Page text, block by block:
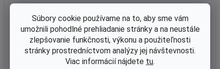
Súbory cookie používame na to, aby sme vám
umožnili pohodlné prehliadanie stránky a na neustále
zlepšovanie funkčnosti, výkonu a použiteľnosti
stránky prostredníctvom analýzy jej návštevnosti.
Viac informácií nájdete tu.